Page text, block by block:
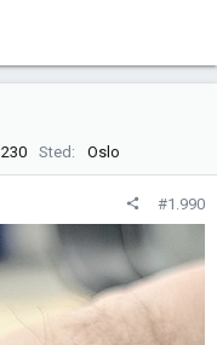
230 Sted Oslo
#1.990